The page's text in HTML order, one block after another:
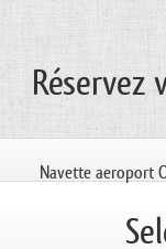
Navette aeroport